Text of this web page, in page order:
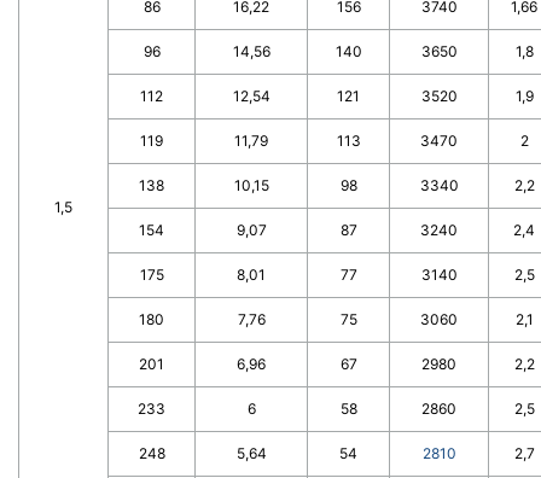
1,5
86 16,22 156 3740 1,66
96 14,56 140 3650 1,8
112 12,54 121 3520 1,9
119 11,79 113 3470 2
138 10,15 98 3340 2,2
154 9,07 87 3240 2,4
175 8,01 77 3140 2,5
180 7,76 75 3060 2,1
201 6,96 67 2980 2,2
233 6 58 2860 2,5
248 5,64 54 2810 2,7